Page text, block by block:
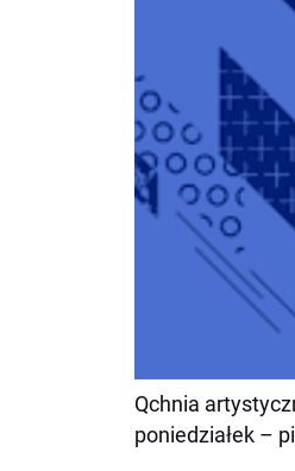
Qchnia
poniedziałek –